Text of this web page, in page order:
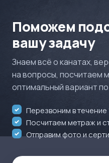
Поможем
вашу задачу
Знаем всё о канатах,
на вопросы, посчитаем
оптимальный вариант
Перезвоним в
Посчитаем метраж и
Отправим фото и